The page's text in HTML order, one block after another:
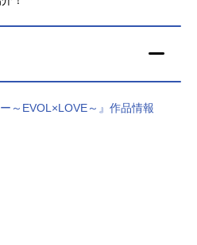
夏アニメ
US
～EVOL×LOVE～』作品情報